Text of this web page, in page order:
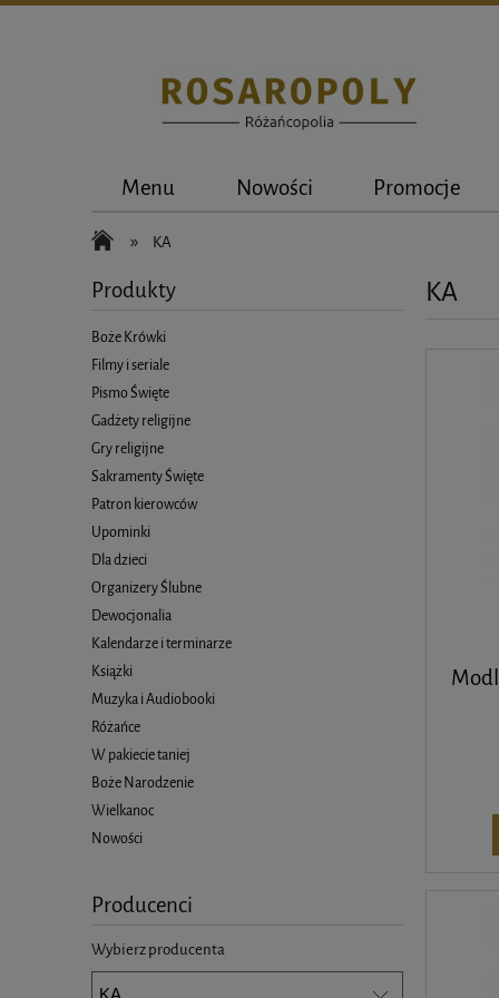
Menu Nowości Promocje
» KA
Produkty
Boże Krówki
Filmy i seriale
Pismo Święte
Gadżety religijne
Gry religijne
Sakramenty Święte
Patron kierowców
Upominki
Dla dzieci
Organizery Ślubne
Dewocjonalia
Kalendarze i terminarze
Książki
Muzyka i Audiobooki
Różańce
W pakiecie taniej
Boże Narodzenie
Wielkanoc
Nowości
Producenci
Wybierz producenta
KA